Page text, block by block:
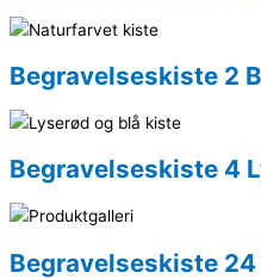
Begravelseskiste 2
Begravelseskiste 4
Begravelseskiste